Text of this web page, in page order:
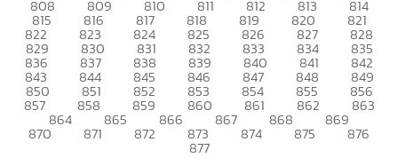
808 809 810 811 812 813 814
815 816 817 818 819 820 821
822 823 824 825 826 827 828
829 830 831 832 833 834 835
836 837 838 839 840 841 842
843 844 845 846 847 848 849
850 851 852 853 854 855 856
857 858 859 860 861 862 863
864 865 866 867 868 869
870 871 872 873 874 875 876
877